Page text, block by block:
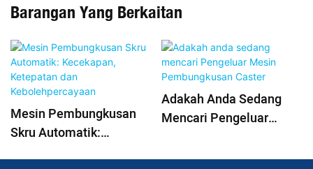
Barangan Yang Berkaitan
Mesin Pembungkusan
Skru Automatik:
Adakah Anda Sedang
Mencari Pengeluar
Caster